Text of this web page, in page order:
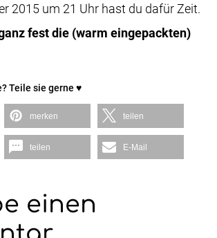
2015 um 21 Uhr hast du dafür Zeit.
fest die (warm eingepackten)
Teile sie gerne ♥
merken teilen
teilen E-Mail
einen